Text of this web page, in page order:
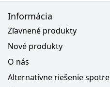
Informácia
Zľavnené produkty
Nové produkty
O nás
Alternatívne riešenie